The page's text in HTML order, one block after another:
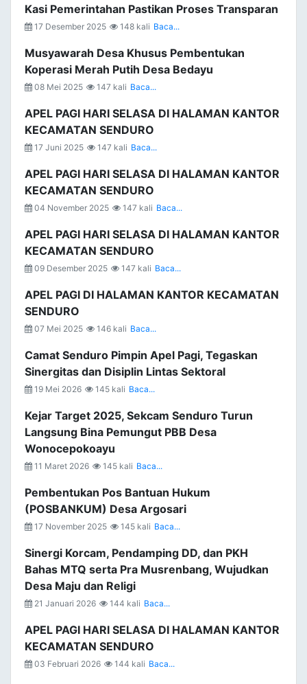
Kasi Pemerintahan Pastikan Proses Transparan
17 Desember 2025 148 kali Baca...
Musyawarah Desa Khusus Pembentukan
Koperasi Merah Putih Desa Bedayu
08 Mei 2025 147 kali Baca...
APEL PAGI HARI SELASA DI HALAMAN KANTOR
KECAMATAN SENDURO
17 Juni 2025 147 kali Baca...
APEL PAGI HARI SELASA DI HALAMAN KANTOR
KECAMATAN SENDURO
04 November 2025 147 kali Baca...
APEL PAGI HARI SELASA DI HALAMAN KANTOR
KECAMATAN SENDURO
09 Desember 2025 147 kali Baca...
APEL PAGI DI HALAMAN KANTOR KECAMATAN
SENDURO
07 Mei 2025 146 kali Baca...
Camat Senduro Pimpin Apel Pagi, Tegaskan
Sinergitas dan Disiplin Lintas Sektoral
19 Mei 2026 145 kali Baca...
Kejar Target 2025, Sekcam Senduro Turun
Langsung Bina Pemungut PBB Desa
Wonocepokoayu
11 Maret 2026 145 kali Baca...
Pembentukan Pos Bantuan Hukum
(POSBANKUM) Desa Argosari
17 November 2025 145 kali Baca...
Sinergi Korcam, Pendamping DD, dan PKH
Bahas MTQ serta Pra Musrenbang, Wujudkan
Desa Maju dan Religi
21 Januari 2026 144 kali Baca...
APEL PAGI HARI SELASA DI HALAMAN KANTOR
KECAMATAN SENDURO
03 Februari 2026 144 kali Baca...